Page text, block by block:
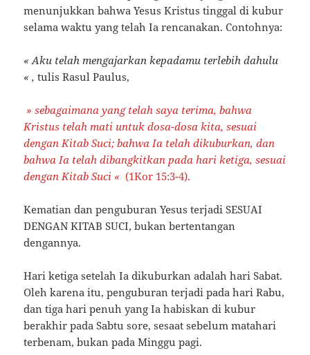
menunjukkan bahwa Yesus Kristus tinggal di kubur
selama waktu yang telah Ia rencanakan. Contohnya:
« Aku telah mengajarkan kepadamu terlebih dahulu
«,tulis Rasul Paulus,
» sebagaimana yang telah saya terima, bahwa
Kristus telah mati untuk dosa-dosa kita, sesuai
dengan Kitab Suci; bahwa Ia telah dikuburkan, dan
bahwa Ia telah dibangkitkan pada hari ketiga, sesuai
dengan Kitab Suci « (1Kor 15:3-4).
Kematian dan penguburan Yesus terjadi SESUAI
DENGAN KITAB SUCI, bukan bertentangan
dengannya.
Hari ketiga setelah Ia dikuburkan adalah hari Sabat.
Oleh karena itu, penguburan terjadi pada hari Rabu,
dan tiga hari penuh yang Ia habiskan di kubur
berakhir pada Sabtu sore, sesaat sebelum matahari
terbenam, bukan pada Minggu pagi.